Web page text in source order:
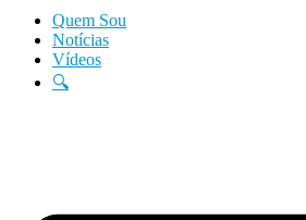
Quem Sou
Notícias
Vídeos
🔍